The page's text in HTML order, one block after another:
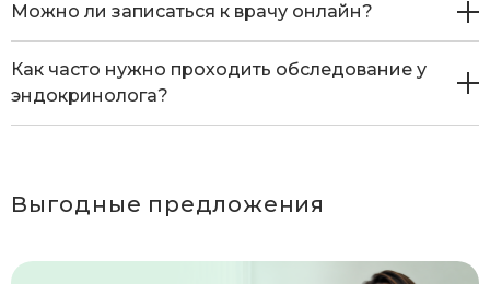
Можно ли записаться к врачу онлайн?
Как часто нужно проходить обследование у
эндокринолога?
Выгодные предложения